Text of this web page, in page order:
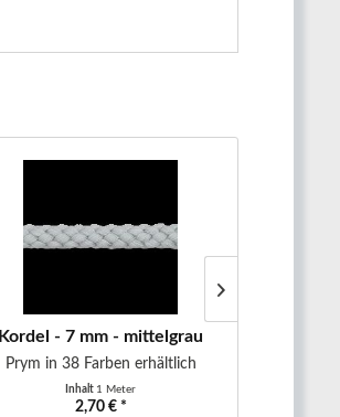
Kordel - 7 mm - mittelgrau
Prym in 38 Farben erhältlich
Inhalt 1 Meter
2,70 € *